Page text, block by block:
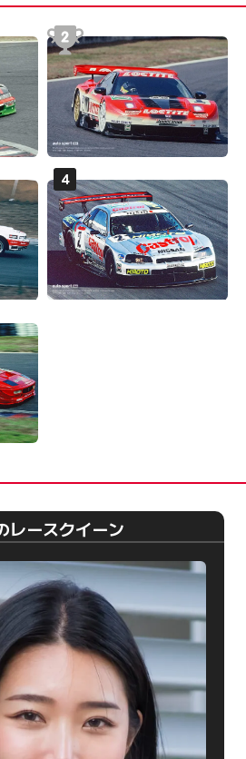
レースクイーン